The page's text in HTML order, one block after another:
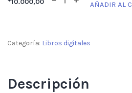
10.000,00 AÑADIR AL
Categoría: Libros digitales
Descripción